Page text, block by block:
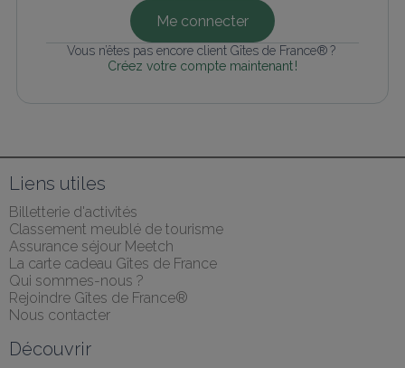
Me connecter
Vous n’êtes pas encore client Gîtes de France® ?
Créez votre compte maintenant !
Liens utiles
Billetterie d'activités
Classement meublé de tourisme
Assurance séjour Meetch
La carte cadeau Gîtes de France
Qui sommes-nous ?
Rejoindre Gîtes de France®
Nous contacter
Découvrir